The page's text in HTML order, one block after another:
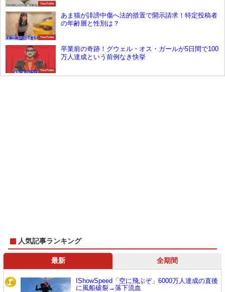
YouTube
YouTube
あま猫が誹謗中傷へ法的措置で開示請求！特定投稿者
の年齢層と性別は？
YouTube
卒業前の奇跡！グウェル・オス・ガールが5日間で100
万人達成という前例なき快挙
人気記事ランキング
最新 全期間
1
IShowSpeed「空に飛ぶぞ」6000万人達成の直後
に風船破裂→落下流血